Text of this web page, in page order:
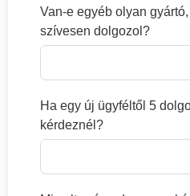
Van-e egyéb olyan
szívesen dolgozol?
Ha egy új ügyféltől 5
kérdeznél?